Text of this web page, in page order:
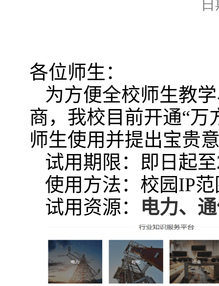
各位师生：
为方便全校师生教
商，我校目前开通“万
师生使用并提出宝贵
试用期限：即日起至
使用方法：校园IP
试用资源：
电力、